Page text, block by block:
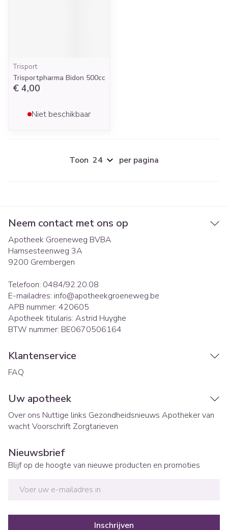
Trisport
Trisportpharma Bidon 500cc
€ 4,00
Niet beschikbaar
Toon per pagina
Neem contact met ons op
Apotheek Groeneweg BVBA
Hamsesteenweg 3A
9200 Grembergen
Telefoon: 0484/92.20.08
E-mailadres: info@apotheekgroeneweg.be
APB nummer: 420605
Apotheek titularis: Astrid Huyghe
BTW nummer: BE0670506164
Klantenservice
FAQ
Uw apotheek
Over ons Nuttige links Gezondheidsnieuws Apotheker van
wachtVoorschrift Zorgtarieven
Nieuwsbrief
Blijf op de hoogte van nieuwe producten en promoties
Inschrijven